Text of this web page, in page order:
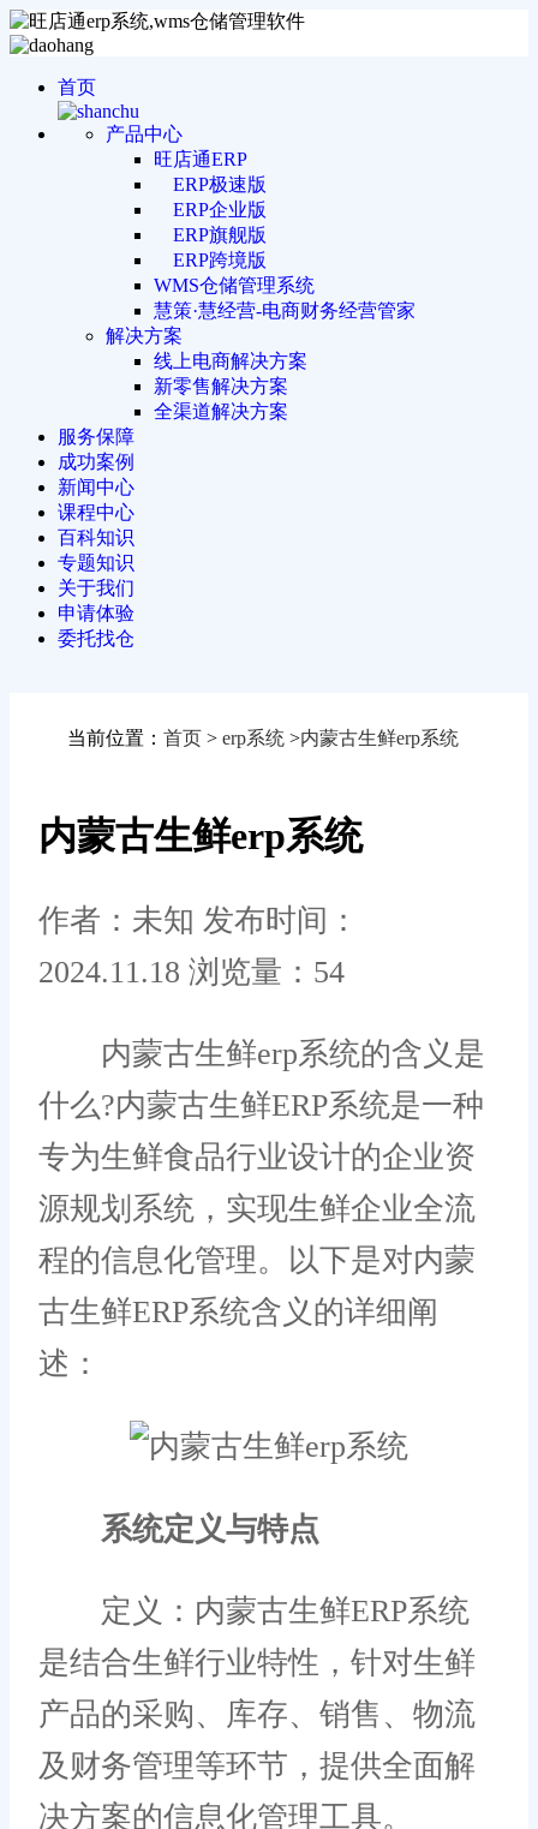
首页
产品中心
旺店通ERP
ERP极速版
ERP企业版
ERP旗舰版
ERP跨境版
WMS仓储管理系统
慧策·慧经营-电商财务经营管家
解决方案
线上电商解决方案
新零售解决方案
全渠道解决方案
服务保障
成功案例
新闻中心
课程中心
百科知识
专题知识
关于我们
申请体验
委托找仓
当前位置： 首页 > erp系统 >内蒙古生鲜erp系统
内蒙古生鲜erp系统
作者：未知 发布时间：
2024.11.18 浏览量：54
内蒙古生鲜erp系统的含义是
什么?内蒙古生鲜ERP系统是一种
专为生鲜食品行业设计的企业资
源规划系统，实现生鲜企业全流
程的信息化管理。以下是对内蒙
古生鲜ERP系统含义的详细阐
述：
系统定义与特点
定义：内蒙古生鲜ERP系统
是结合生鲜行业特性，针对生鲜
产品的采购、库存、销售、物流
及财务管理等环节，提供全面解
决方案的信息化管理工具。